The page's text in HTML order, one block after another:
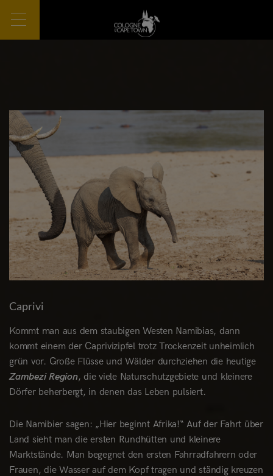
Caprivi
Kommt man aus dem staubigen Westen Namibias, dann
kommt einem der Caprivizipfel trotz Trockenzeit unheimlich
grün vor. Große Flüsse und Wälder durchziehen die heutige
Zambezi Region, die viele Naturschutzgebiete und kleinere
Dörfer beherbergt, in denen das Leben pulsiert.
Die Namibier sagen: „Hier beginnt Afrika!“ Auf der Fahrt über
Land sieht man die ersten Rundhütten und kleinere
Marktstände. Man begegnet den ersten Fahrradfahrern oder
Frauen, die Wasser auf dem Kopf tragen und ständig kreuzen